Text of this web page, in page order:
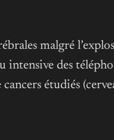
malgré
intensive des
étudiés